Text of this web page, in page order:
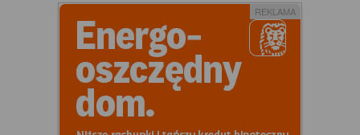
REKLAMA